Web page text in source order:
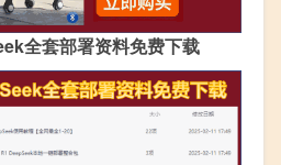
全套部署资料免费下载